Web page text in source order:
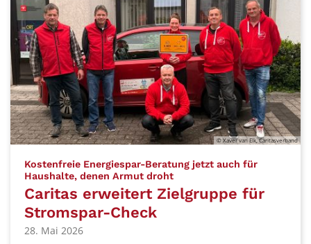
© Xaver van Elk, Caritasverband
Kostenfreie Energiespar-Beratung jetzt auch für
Haushalte, denen Armut droht
Caritas erweitert Zielgruppe für
Stromspar-Check
28. Mai 2026